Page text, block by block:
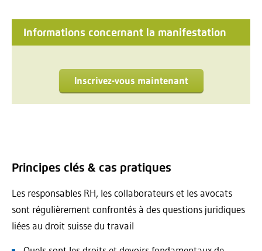
Informations concernant la manifestation
Inscrivez-vous maintenant
Principes clés & cas pratiques
Les responsables RH, les collaborateurs et les avocats
sont régulièrement confrontés à des questions juridiques
liées au droit suisse du travail